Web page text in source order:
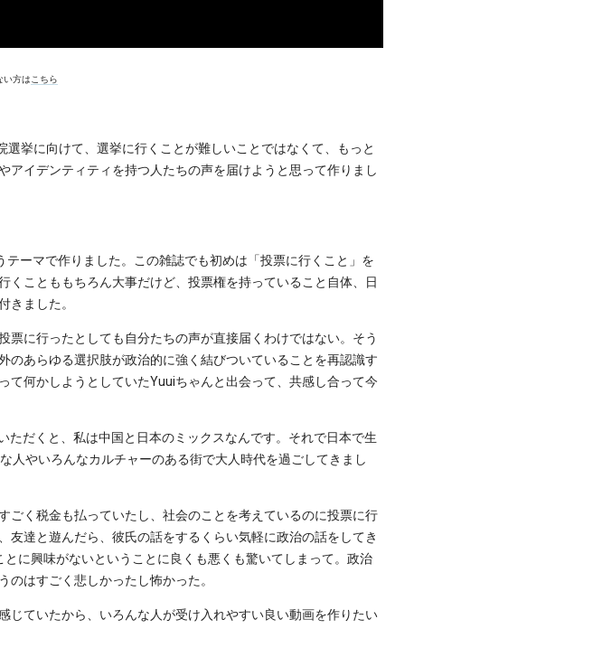
い方はこちら
挙に向けて、選挙に行くことが難しいことではなくて、もっと
イデンティティを持つ人たちの声を届けようと思って作りまし
ーマで作りました。この雑誌でも初めは「投票に行くこと」を
ことももちろん大事だけど、投票権を持っていること自体、日
きました。
に行ったとしても自分たちの声が直接届くわけではない。そう
あらゆる選択肢が政治的に強く結びついていることを再認識す
何かしようとしていたYuuiちゃんと出会って、共感し合って今
だくと、私は中国と日本のミックスなんです。それで日本で生
人やいろんなカルチャーのある街で大人時代を過ごしてきまし
ごく税金も払っていたし、社会のことを考えているのに投票に行
達と遊んだら、彼氏の話をするくらい気軽に政治の話をしてき
に興味がないということに良くも悪くも驚いてしまって。政治
はすごく悲しかったし怖かった。
ていたから、いろんな人が受け入れやすい良い動画を作りたい